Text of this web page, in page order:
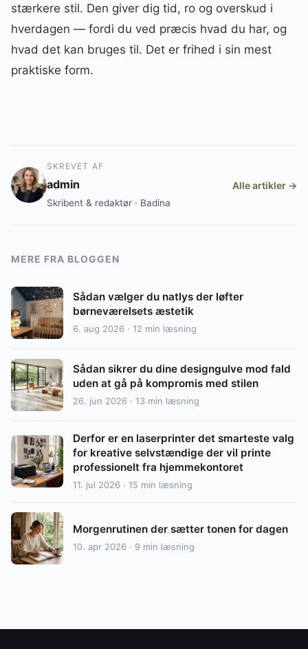
stærkere stil. Den giver dig tid, ro og overskud i
hverdagen — fordi du ved præcis hvad du har, og
hvad det kan bruges til. Det er frihed i sin mest
praktiske form.
SKREVET AF
admin
Skribent & redaktør · Badina
Alle artikler →
MERE FRA BLOGGEN
Sådan vælger du natlys der løfter
børneværelsets æstetik
6. aug 2026 · 12 min læsning
Sådan sikrer du dine designgulve mod fald
uden at gå på kompromis med stilen
26. jun 2026 · 13 min læsning
Derfor er en laserprinter det smarteste valg
for kreative selvstændige der vil printe
professionelt fra hjemmekontoret
11. jul 2026 · 15 min læsning
Morgenrutinen der sætter tonen for dagen
10. apr 2026 · 9 min læsning